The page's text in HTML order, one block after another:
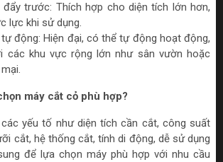
trước: Thích hợp cho diện tích lớn hơn,
lực khi sử dụng.
động: Hiện đại, có thể tự động hoạt động,
các khu vực rộng lớn như sân vườn hoặc
máy cắt cỏ phù hợp?
yếu tố như diện tích cần cắt, công suất
cắt, hệ thống cắt, tính di động, dễ sử dụng
để lựa chọn máy phù hợp với nhu cầu